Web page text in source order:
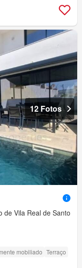
12 Fotos
de Vila Real de Santo
mobiliado Terraço